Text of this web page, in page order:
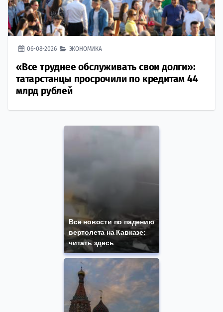
06-08-2026 ЭКОНОМИКА
«Все труднее обслуживать свои долги»:
татарстанцы просрочили по кредитам 44
млрд рублей
Все новости по падению
вертолета на Кавказе:
читать здесь